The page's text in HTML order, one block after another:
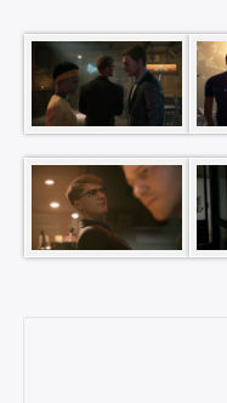
Rechercher
: